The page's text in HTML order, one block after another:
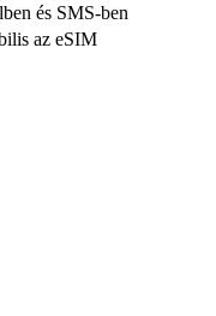
és SMS-ben
az eSIM